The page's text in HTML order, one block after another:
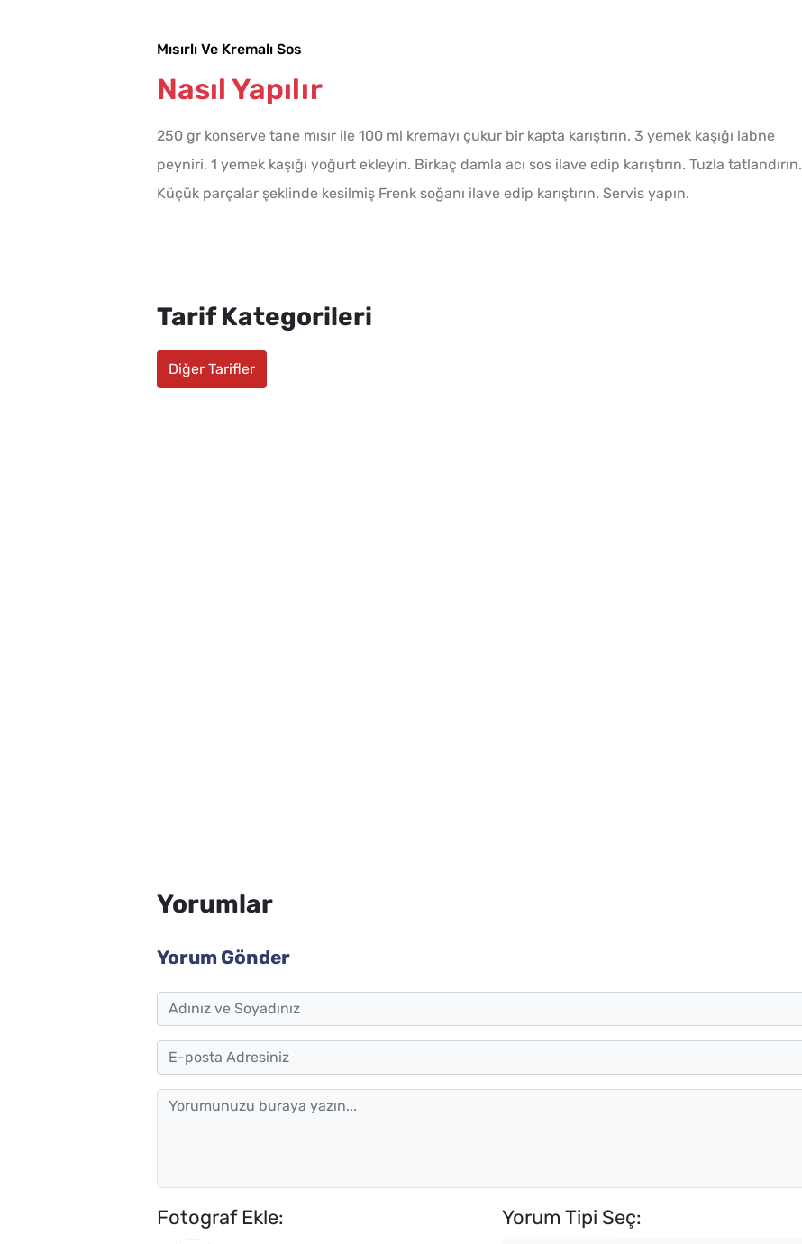
Mısırlı Ve Kremalı Sos
Nasıl Yapılır
250 gr konserve tane mısır ile 100 ml kremayı çukur bir kapta karıştırın. 3 yemek kaşığı labne
peyniri, 1 yemek kaşığı yoğurt ekleyin. Birkaç damla acı sos ilave edip karıştırın. Tuzla tatlandırın.
Küçük parçalar şeklinde kesilmiş Frenk soğanı ilave edip karıştırın. Servis yapın.
Tarif Kategorileri
Diğer Tarifler
Yorumlar
Yorum Gönder
Fotograf Ekle: Yorum Tipi Seç: